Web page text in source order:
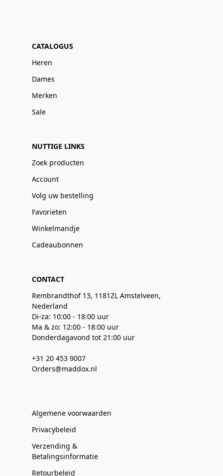
CATALOGUS
Heren
Dames
Merken
Sale
NUTTIGE LINKS
Zoek producten
Account
Volg uw bestelling
Favorieten
Winkelmandje
Cadeaubonnen
CONTACT
Rembrandthof 13, 1181ZL Amstelveen,
Nederland
Di-za: 10:00 - 18:00 uur
Ma & zo: 12:00 - 18:00 uur
Donderdagavond tot 21:00 uur
+31 20 453 9007
Orders@maddox.nl
Algemene voorwaarden
Privacybeleid
Verzending &
Betalingsinformatie
Retourbeleid